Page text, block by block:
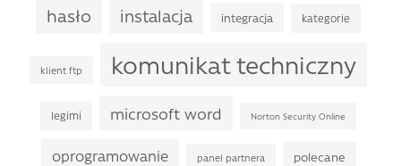
hasło instalacja integracja kategorie
klient ftp komunikat techniczny
legimi microsoft word Norton Security Online
oprogramowanie panel partnera polecane